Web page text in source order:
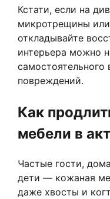
Кстати, если на
микротрещины
откладывайте
интерьера можно
самостоятельного
повреждений.
Как
мебели в
Частые гости,
дети — кожаная
даже хвосты и